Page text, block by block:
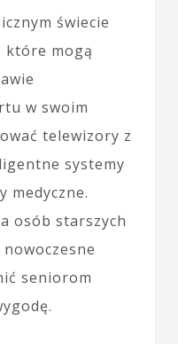
świecie
które mogą
w swoim
telewizory z
systemy
medyczne.
osób starszych
seniorom